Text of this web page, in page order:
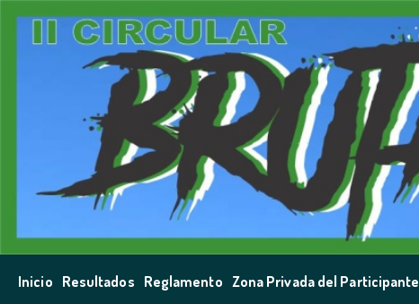
Inicio Resultados Reglamento Zona Privada del Participante